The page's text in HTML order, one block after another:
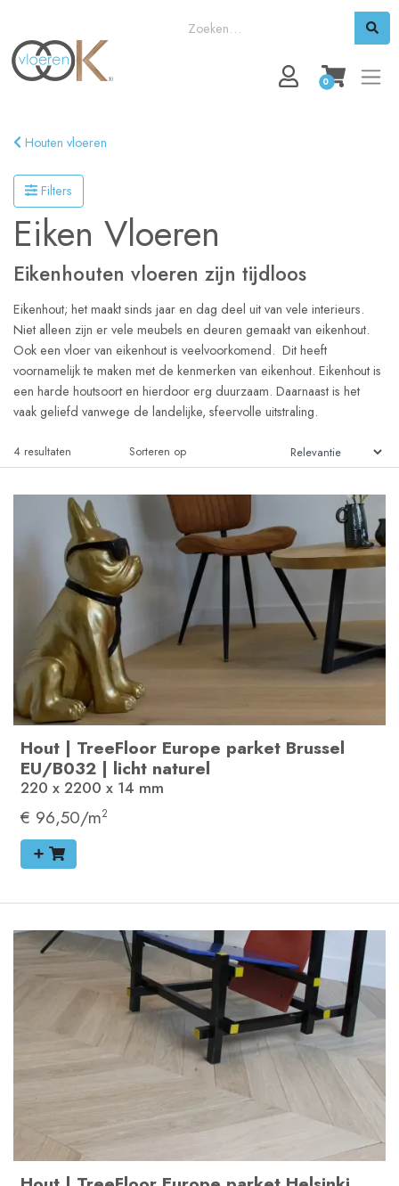
0
Houten vloeren
Filters
Eiken Vloeren
Eikenhouten vloeren zijn tijdloos
Eikenhout; het maakt sinds jaar en dag deel uit van vele interieurs.
Niet alleen zijn er vele meubels en deuren gemaakt van eikenhout.
Ook een vloer van eikenhout is veelvoorkomend. Dit heeft
voornamelijk te maken met de kenmerken van eikenhout. Eikenhout is
een harde houtsoort en hierdoor erg duurzaam. Daarnaast is het
vaak geliefd vanwege de landelijke, sfeervolle uitstraling.
4 resultaten Sorteren op
Hout | TreeFloor Europe parket Brussel
EU/B032 | licht naturel
220 x 2200 x 14 mm
€ 96,50/m2